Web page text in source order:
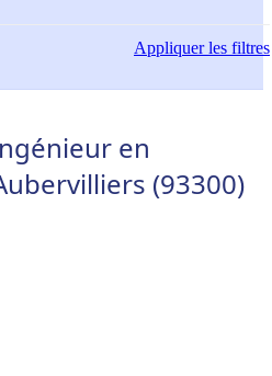
Appliquerles filtres
en
(93300)